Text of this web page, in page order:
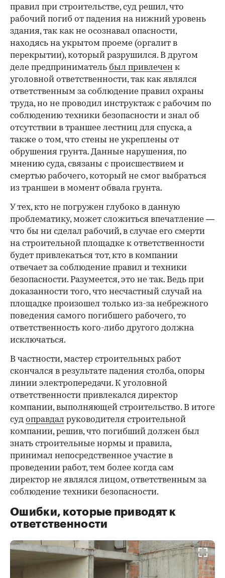
правил при строительстве, суд решил, что
рабочий погиб от падения на нижний уровень
здания, так как не осознавал опасности,
находясь на укрытом проеме (оргалит в
перекрытии), который разрушился. В другом
деле предприниматель был привлечен к
уголовной ответственности, так как являлся
ответственным за соблюдение правил охраны
труда, но не проводил инструктаж с рабочим по
соблюдению техники безопасности и знал об
отсутствии в траншее лестниц для спуска, а
также о том, что стены не укреплены от
обрушения грунта. Данные нарушения, по
мнению суда, связаны с происшествием и
смертью рабочего, который не смог выбраться
из траншеи в момент обвала грунта.
У тех, кто не погружен глубоко в данную
проблематику, может сложиться впечатление —
что бы ни сделал рабочий, в случае его смерти
на строительной площадке к ответственности
будет привлекаться тот, кто в компании
отвечает за соблюдение правил и техники
безопасности. Разумеется, это не так. Ведь при
доказанности того, что несчастный случай на
площадке произошел только из-за небрежного
поведения самого погибшего рабочего, то
ответственность кого-либо другого должна
исключаться.
В частности, мастер строительных работ
скончался в результате падения столба, опоры
линии электропередачи. К уголовной
ответственности привлекался директор
компании, выполняющей строительство. В итоге
суд оправдал руководителя строительной
компании, решив, что погибший должен был
знать строительные нормы и правила,
принимал непосредственное участие в
проведении работ, тем более когда сам
директор не являлся лицом, ответственным за
соблюдение техники безопасности.
Ошибки, которые приводят к
ответственности